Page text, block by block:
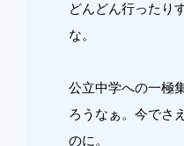
どんどん行ったり
な。
公立中学への一極
ろうなぁ。今でさ
のに。